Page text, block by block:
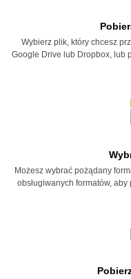
Wybierz plik, który chcesz
Google Drive lub Dropbox, lub
Możesz wybrać pożądany
obsługiwanych formatów,